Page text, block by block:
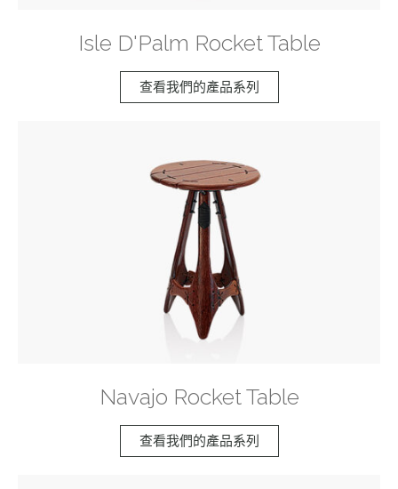
Isle D'Palm Rocket Table
查看我們的產品系列
Navajo Rocket Table
查看我們的產品系列